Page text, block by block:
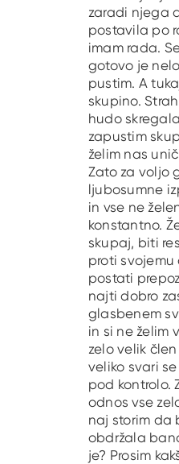
zaradi njega
postavila po
imam rada.
gotovo je
pustim. A
skupino.
hudo
zapustim
želim nas
Zato za voljo
ljubosumne
in vse ne
konstantno.
skupaj, biti
proti svojemu
postati
najti dobro
glasbenem
in si ne želim
zelo velik
veliko svari
pod kontrolo.
odnos vse
naj storim da
obdržala
je? Prosim